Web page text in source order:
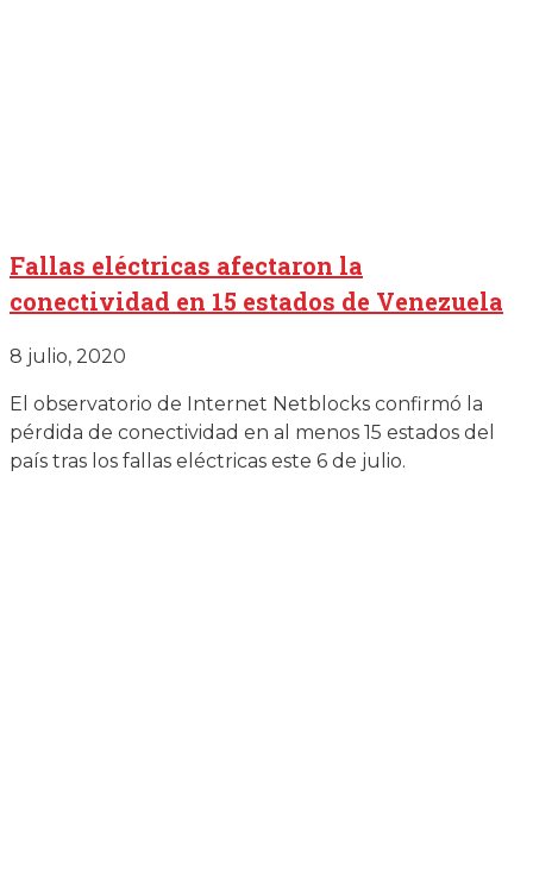
Fallas eléctricas afectaron la
conectividad en 15 estados de Venezuela
8 julio, 2020
El observatorio de Internet Netblocks confirmó la
pérdida de conectividad en al menos 15 estados del
país tras los fallas eléctricas este 6 de julio.